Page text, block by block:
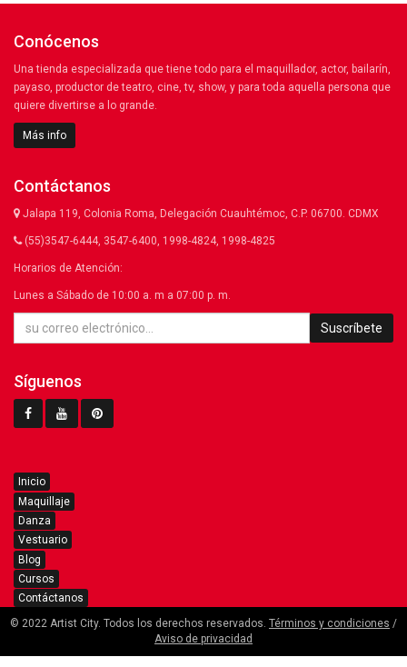
Conócenos
Una tienda especializada que tiene todo para el maquillador, actor, bailarín,
payaso, productor de teatro, cine, tv, show, y para toda aquella persona que
quiere divertirse a lo grande.
Más info
Contáctanos
Jalapa 119, Colonia Roma, Delegación Cuauhtémoc, C.P. 06700. CDMX
(55)3547-6444, 3547-6400, 1998-4824, 1998-4825
Horarios de Atención:
Lunes a Sábado de 10:00 a. m a 07:00 p. m.
Suscríbete
Síguenos
Inicio
Maquillaje
Danza
Vestuario
Blog
Cursos
Contáctanos
© 2022 Artist City. Todos los derechos reservados. Términos y condiciones /
Aviso de privacidad